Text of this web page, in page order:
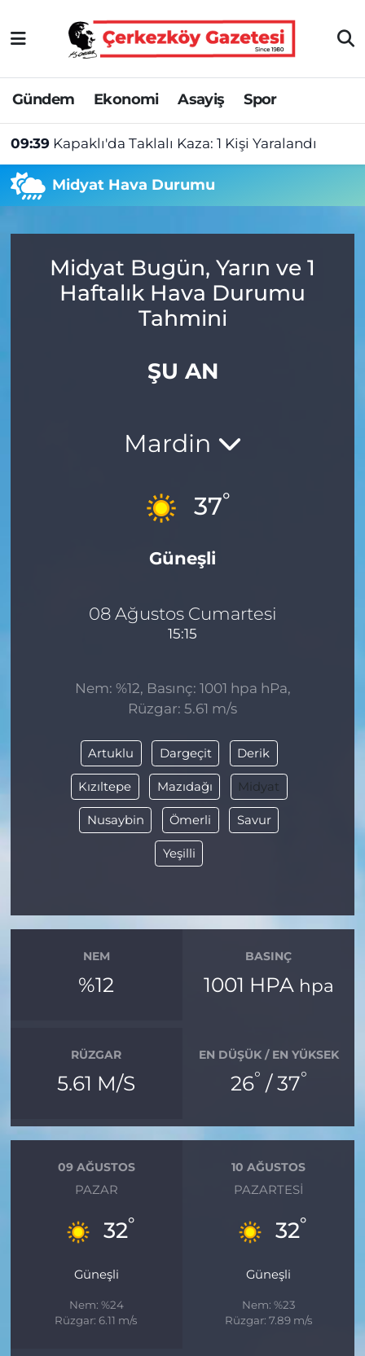
Gündem Ekonomi Asayiş Spor
09:39 Kapaklı'da Taklalı Kaza: 1 Kişi Yaralandı
Midyat Hava Durumu
Midyat Bugün, Yarın ve 1
Haftalık Hava Durumu
Tahmini
ŞU AN
Mardin
37°
Güneşli
08 Ağustos Cumartesi
15:15
Nem: %12, Basınç: 1001 hpa hPa,
Rüzgar: 5.61 m/s
Artuklu Dargeçit Derik
Kızıltepe Mazıdağı Midyat
Nusaybin Ömerli Savur
Yeşilli
NEM
%12
BASINÇ
1001 HPA hpa
RÜZGAR
5.61 M/S
EN DÜŞÜK / EN YÜKSEK
26° / 37°
09 AĞUSTOS
PAZAR
32°
Güneşli
Nem: %24
Rüzgar: 6.11 m/s
10 AĞUSTOS
PAZARTESI
32°
Güneşli
Nem: %23
Rüzgar: 7.89 m/s
Asayiş
Ekonomi
Gündem
Haber
Manşet
Topluluk Kuralları
Tekirdağ Nöbetçi Eczaneler
Tekirdağ Hava Durumu
Tekirdağ Namaz Vakitleri
Tekirdağ Trafik Yoğunluk Haritası
Tüm Manşetler
Son Dakika Haberleri